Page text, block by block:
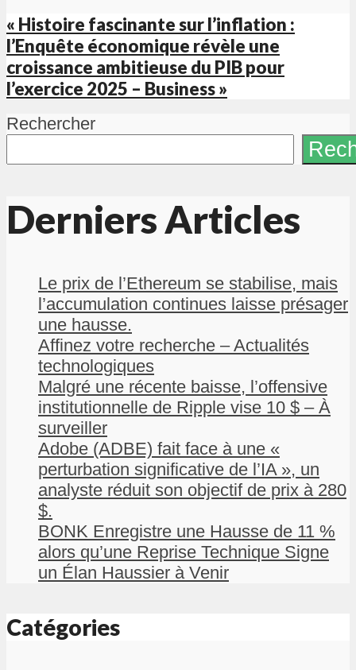
« Histoire fascinante sur l’inflation :
l’Enquête économique révèle une
croissance ambitieuse du PIB pour
l’exercice 2025 – Business »
Rechercher
Derniers Articles
Le prix de l’Ethereum se stabilise, mais
l’accumulation continues laisse présager
une hausse.
Affinez votre recherche – Actualités
technologiques
Malgré une récente baisse, l’offensive
institutionnelle de Ripple vise 10 $ – À
surveiller
Adobe (ADBE) fait face à une «
perturbation significative de l’IA », un
analyste réduit son objectif de prix à 280
$.
BONK Enregistre une Hausse de 11 %
alors qu’une Reprise Technique Signe
un Élan Haussier à Venir
Catégories